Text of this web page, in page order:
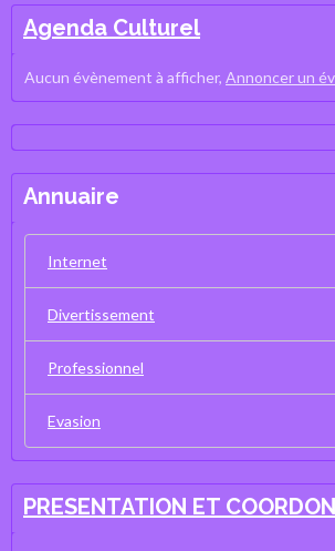
Agenda Culturel
Aucun évènement à afficher, Annoncer un
Annuaire
Internet
Divertissement
Professionnel
Evasion
PRESENTATION ET